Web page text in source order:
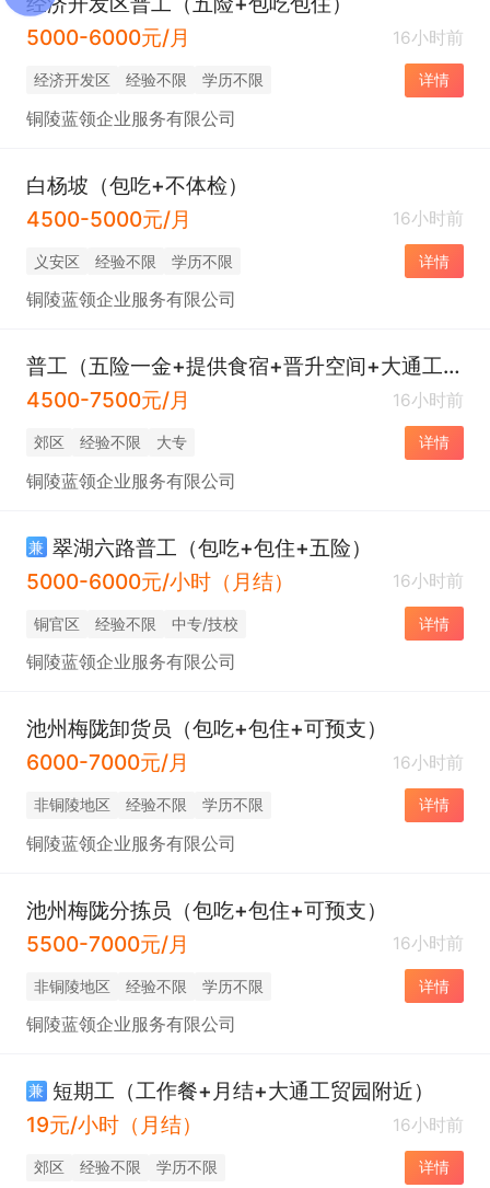
5000-6000元/月
16小时前
经济开发区 经验不限 学历不限 详情
铜陵蓝领企业服务有限公司
白杨坡（包吃+不体检）
4500-5000元/月
16小时前
义安区 经验不限 学历不限 详情
铜陵蓝领企业服务有限公司
普工（五险一金+提供食宿+晋升空间+大通工贸园附近）
4500-7500元/月
16小时前
郊区 经验不限 大专 详情
铜陵蓝领企业服务有限公司
兼 翠湖六路普工（包吃+包住+五险）
5000-6000元/小时（月结）
16小时前
铜官区 经验不限 中专/技校 详情
铜陵蓝领企业服务有限公司
池州梅陇卸货员（包吃+包住+可预支）
6000-7000元/月
16小时前
非铜陵地区 经验不限 学历不限 详情
铜陵蓝领企业服务有限公司
池州梅陇分拣员（包吃+包住+可预支）
5500-7000元/月
16小时前
非铜陵地区 经验不限 学历不限 详情
铜陵蓝领企业服务有限公司
兼 短期工（工作餐+月结+大通工贸园附近）
19元/小时（月结）
16小时前
郊区 经验不限 学历不限 详情